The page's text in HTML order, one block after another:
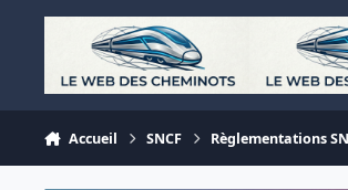
Aller au contenu
Accueil SNCF Règlementations